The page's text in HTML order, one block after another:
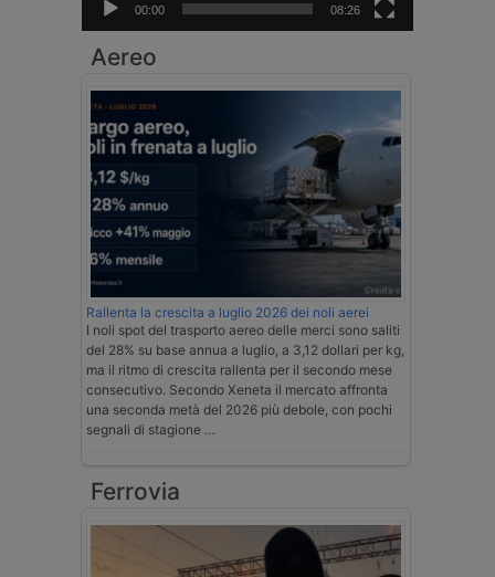
00:00 08:26
Aereo
Rallenta la crescita a luglio 2026 dei noli aerei
I noli spot del trasporto aereo delle merci sono saliti
del 28% su base annua a luglio, a 3,12 dollari per kg,
ma il ritmo di crescita rallenta per il secondo mese
consecutivo. Secondo Xeneta il mercato affronta
una seconda metà del 2026 più debole, con pochi
segnali di stagione …
Ferrovia